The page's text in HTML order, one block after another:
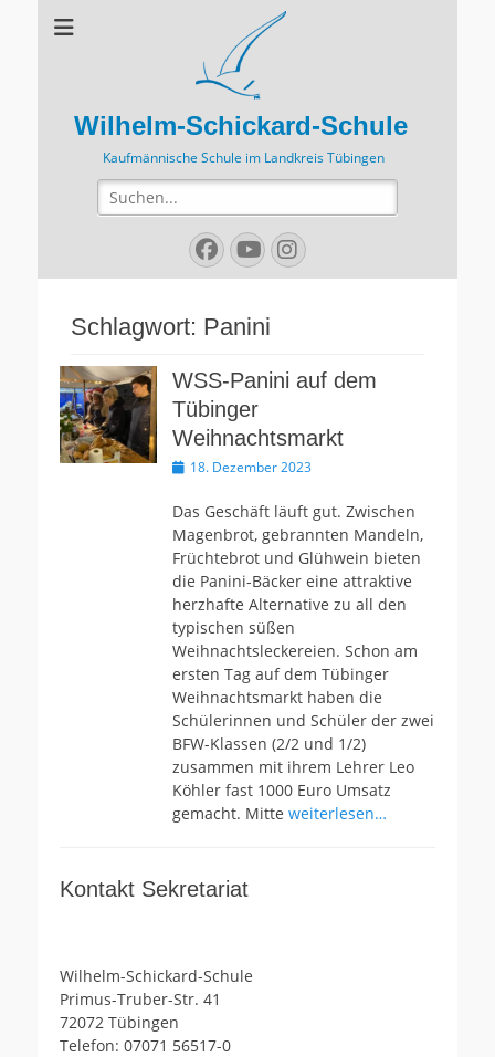
Wilhelm-Schickard-Schule
Kaufmännische Schule im Landkreis Tübingen
Suchen
nach:
Facebook
YouTube
Instagram
Schlagwort: Panini
WSS-Panini auf dem
Tübinger
Weihnachtsmarkt
Veröffentlicht
18. Dezember 2023
Das Geschäft läuft gut. Zwischen
Magenbrot, gebrannten Mandeln,
Früchtebrot und Glühwein bieten
die Panini-Bäcker eine attraktive
herzhafte Alternative zu all den
typischen süßen
Weihnachtsleckereien. Schon am
ersten Tag auf dem Tübinger
Weihnachtsmarkt haben die
Schülerinnen und Schüler der zwei
BFW-Klassen (2/2 und 1/2)
zusammen mit ihrem Lehrer Leo
Köhler fast 1000 Euro Umsatz
gemacht. Mitte weiterlesen…
Kontakt Sekretariat
Wilhelm-Schickard-Schule
Primus-Truber-Str. 41
72072 Tübingen
Telefon: 07071 56517-0